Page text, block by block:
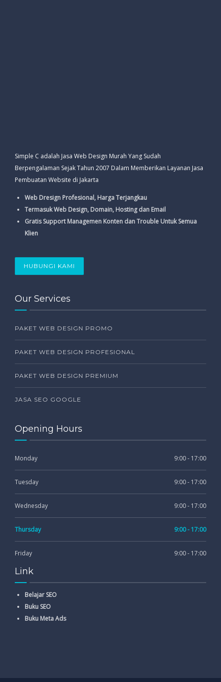
Simple C adalah Jasa Web Design Murah Yang Sudah
Berpengalaman Sejak Tahun 2007 Dalam Memberikan Layanan Jasa
Pembuatan Website di Jakarta
Web Dresign Profesional, Harga Terjangkau
Termasuk Web Design, Domain, Hosting dan Email
Gratis Support Managemen Konten dan Trouble Untuk Semua
Klien
HUBUNGI KAMI
Our Services
PAKET WEB DESIGN PROMO
PAKET WEB DESIGN PROFESIONAL
PAKET WEB DESIGN PREMIUM
JASA SEO GOOGLE
Opening Hours
Monday 9:00 - 17:00
Tuesday 9:00 - 17:00
Wednesday 9:00 - 17:00
Thursday 9:00 - 17:00
Friday 9:00 - 17:00
Link
Belajar SEO
Buku SEO
Buku Meta Ads